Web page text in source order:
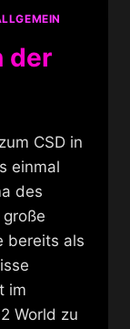
der
CSD in
einmal
des
bereits als
im
World zu